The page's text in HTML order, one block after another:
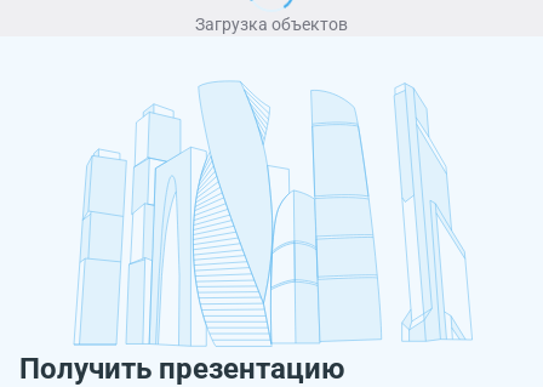
Загрузка объектов
Получить презентацию